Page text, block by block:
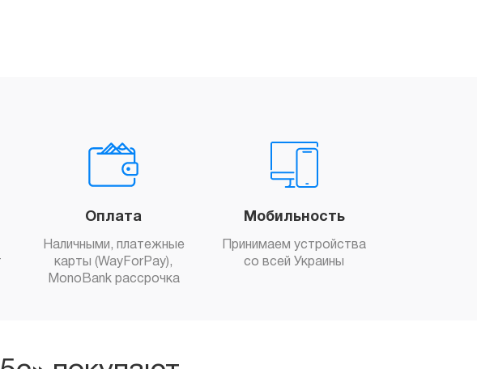
Оплата
Наличными, платежные
карты (WayForPay),
MonoBank рассрочка
Мобильность
Принимаем устройства
со всей Украины